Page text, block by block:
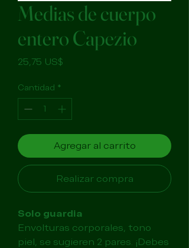
Medias de cuerpo
entero Capezio
25,75 US$
Cantidad *
Agregar al carrito
Realizar compra
Solo guardia
Envolturas corporales, tono
piel, se sugieren 2 pares. ¡Debes